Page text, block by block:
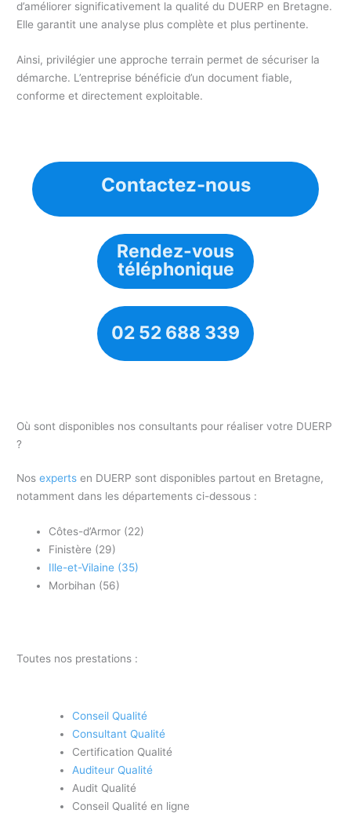
d’améliorer significativement la qualité du DUERP en Bretagne.
Elle garantit une analyse plus complète et plus pertinente.
Ainsi, privilégier une approche terrain permet de sécuriser la
démarche. L’entreprise bénéficie d’un document fiable,
conforme et directement exploitable.
Contactez-nous
Rendez-vous
téléphonique
02 52 688 339
Où sont disponibles nos consultants pour réaliser votre DUERP
?
Nosexperts en DUERP sont disponibles partout en Bretagne,
notamment dans les départements ci-dessous :
Côtes-d’Armor (22)
Finistère (29)
Ille-et-Vilaine (35)
Morbihan (56)
Toutes nos prestations :
Conseil Qualité
Consultant Qualité
Certification Qualité
Auditeur Qualité
Audit Qualité
Conseil Qualité en ligne